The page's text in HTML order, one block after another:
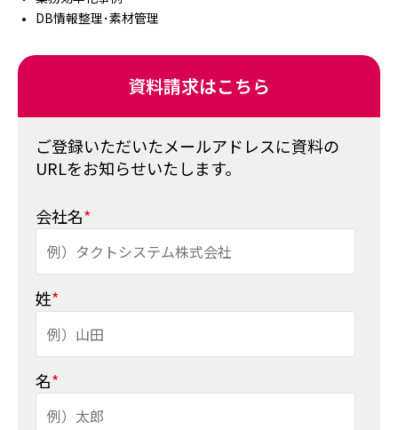
DB情報整理･素材管理
資料請求はこちら
ご登録いただいたメールアドレスに資料の
URLをお知らせいたします。
会社名*
姓*
名*